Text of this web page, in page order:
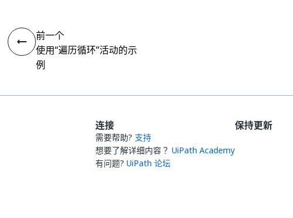
前一个
使用“遍历循环”活动的示
例
连接
需要帮助? 支持
想要了解详细内容？ UiPath Academy
有问题? UiPath 论坛
保持更新